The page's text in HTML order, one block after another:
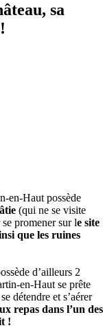
sa
en-Haut possède
(qui ne se visite
promener sur le site
que les ruines
d’ailleurs 2
en-Haut se prête
détendre et s’aérer
repas dans l’un des
!